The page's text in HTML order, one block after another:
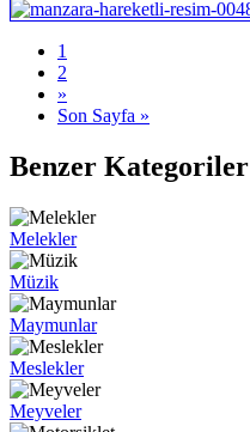
1
2
»
Son Sayfa »
Benzer Kategoriler
Melekler
Müzik
Maymunlar
Meslekler
Meyveler